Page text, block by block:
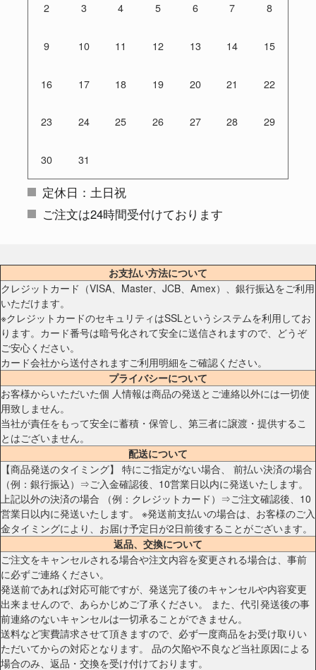
2 3 4 5 6 7 8
9 10 11 12 13 14 15
16 17 18 19 20 21 22
23 24 25 26 27 28 29
30 31
定休日：土日祝
ご注文は24時間受付けております
お支払い方法について
クレジットカード（VISA、Master、JCB、Amex）、銀行振込をご利用
いただけます。
※クレジットカードのセキュリティはSSLというシステムを利用してお
ります。カード番号は暗号化されて安全に送信されますので、どうぞ
ご安心ください。
カード会社から送付されますご利用明細をご確認ください。
プライバシーについて
お客様からいただいた個 人情報は商品の発送とご連絡以外には一切使
用致しません。
当社が責任をもって安全に蓄積・保管し、第三者に譲渡・提供するこ
とはございません。
配送について
【商品発送のタイミング】 特にご指定がない場合、 前払い決済の場合
（例：銀行振込）⇒ご入金確認後、10営業日以内に発送いたします。
上記以外の決済の場合 （例：クレジットカード）⇒ご注文確認後、10
営業日以内に発送いたします。 ※発送前支払いの場合は、お客様のご入
金タイミングにより、お届け予定日が2日前後することがございます。
返品、交換について
ご注文をキャンセルされる場合や注文内容を変更される場合は、事前
に必ずご連絡ください。
発送前であれば対応可能ですが、発送完了後のキャンセルや内容変更
出来ませんので、あらかじめご了承ください。 また、代引発送後の事
前連絡のないキャンセルは一切承ることができません。
送料など実費請求させて頂きますので、必ず一度商品をお受け取りい
ただいてからの対応となります。 品の欠陥や不良など当社原因による
場合のみ、返品・交換を受け付けております。